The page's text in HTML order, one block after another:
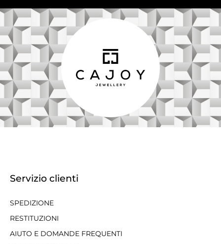
Servizio clienti
SPEDIZIONE
RESTITUZIONI
AIUTO E DOMANDE FREQUENTI